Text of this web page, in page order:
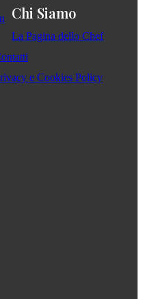
Chi Siamo
La Pagina dello Chef
e Cookies Policy